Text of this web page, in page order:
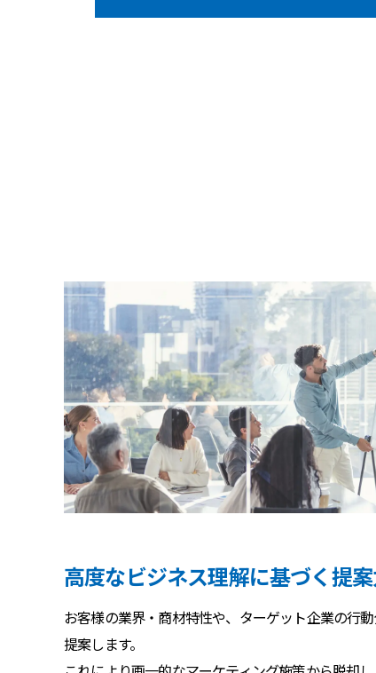
高度なビジネス理解に基づく提
お客様の業界・商材特性や、ターゲット企業の行
提案します。